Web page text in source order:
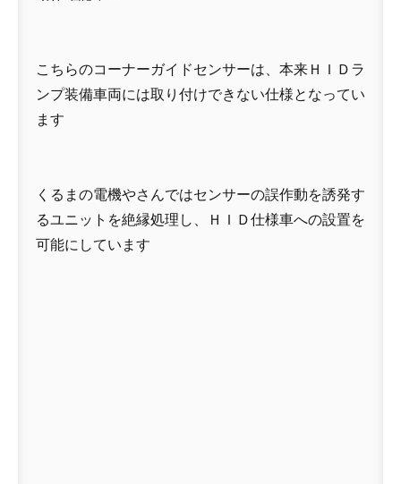
こちらのコーナーガイドセンサーは、本来ＨＩＤラ
ンプ装備車両には取り付けできない仕様となってい
ます
くるまの電機やさんではセンサーの誤作動を誘発す
るユニットを絶縁処理し、ＨＩＤ仕様車への設置を
可能にしています